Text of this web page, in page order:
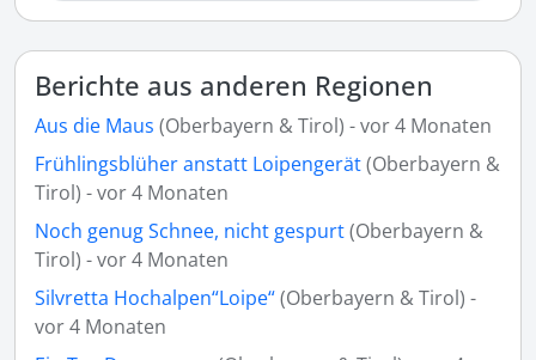
Berichte aus anderen Regionen
Aus die Maus (Oberbayern & Tirol) - vor 4 Monaten
Frühlingsblüher anstatt Loipengerät(Oberbayern &
Tirol) - vor 4 Monaten
Noch genug Schnee, nicht gespurt(Oberbayern &
Tirol) - vor 4 Monaten
Silvretta Hochalpen“Loipe“(Oberbayern & Tirol) -
vor 4 Monaten